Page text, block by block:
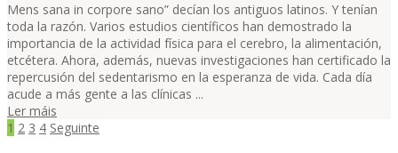
Mens sana in corpore sano” decían los antiguos latinos. Y tenían
toda la razón. Varios estudios científicos han demostrado la
importancia de la actividad física para el cerebro, la alimentación,
etcétera. Ahora, además, nuevas investigaciones han certificado la
repercusión del sedentarismo en la esperanza de vida. Cada día
acude a más gente a las clínicas ...
Ler máis
Paxinación
1 2 3 4 Seguinte